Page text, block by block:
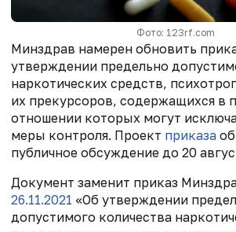
Фото: 123rf.com
Минздрав намерен обновить
утверждении предельно
наркотических средств,
их прекурсоров, содержащихся в
отношении которых могут
меры контроля. Проект приказа
публичное обсуждение до 20
Документ заменит приказ
26.11.2021 «Об утверждении
допустимого количества